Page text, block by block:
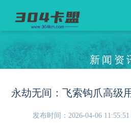
新闻资
发布时间：2026-04-06 11:55:51